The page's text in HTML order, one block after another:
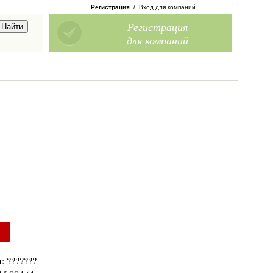
Регистрация / Вход для компаний
Регистрация
для компаний